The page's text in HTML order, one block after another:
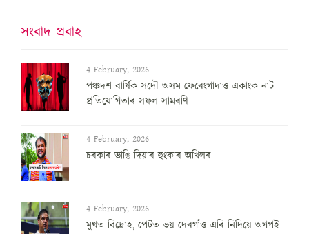
সংবাদ প্ৰবাহ
4 February, 2026
পঞ্চদশ বার্ষিক সদৌ অসম ফেৰেংগাদাও একাংক নাট
প্রতিযোগিতাৰ সফল সামৰণি
4 February, 2026
চৰকাৰ ভাঙি দিয়াৰ হুংকাৰ অখিলৰ
4 February, 2026
মুখত বিদ্ৰোহ, পেটত ভয় দেৰগাঁও এৰি নিদিয়ে অগপই